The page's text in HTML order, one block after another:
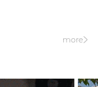
more